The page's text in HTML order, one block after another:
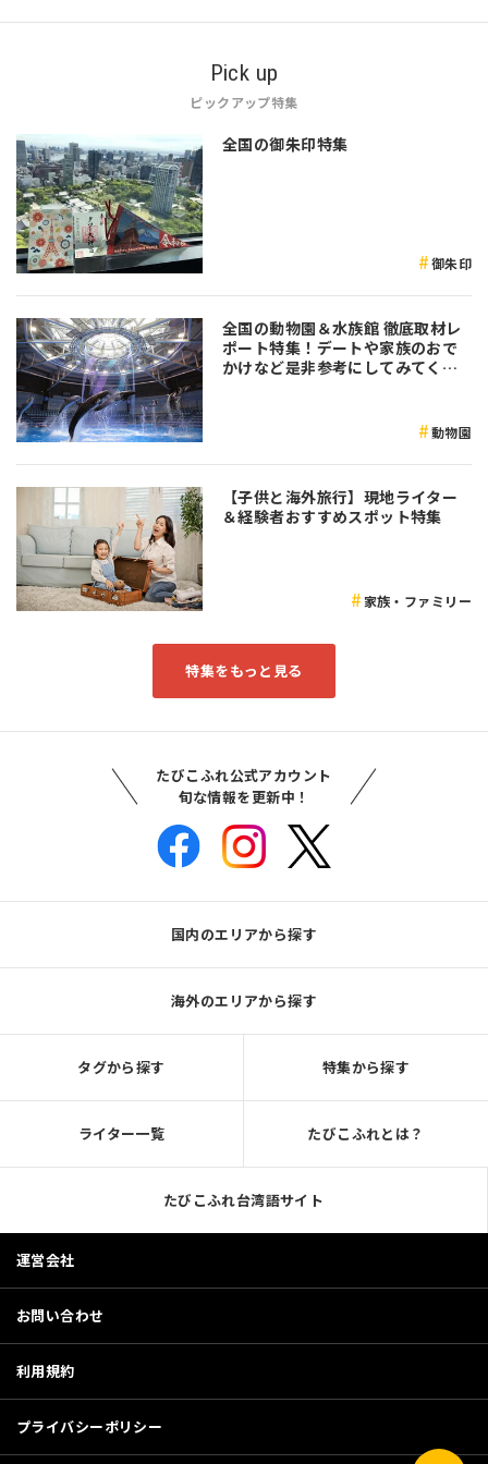
Pick up
ピックアップ特集
全国の御朱印特集
御朱印
全国の動物園＆水族館 徹底取材レ
ポート特集！デートや家族のおで
かけなど是非参考にしてみてくだ
動物園
【子供と海外旅行】現地ライター
＆経験者おすすめスポット特集
家族・ファミリー
特集をもっと見る
たびこふれ公式アカウント
旬な情報を更新中！
国内のエリアから探す
海外のエリアから探す
タグから探す 特集から探す
ライター一覧 たびこふれとは？
たびこふれ台湾語サイト
運営会社
お問い合わせ
利用規約
プライバシーポリシー